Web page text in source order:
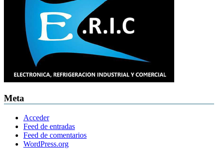
Meta
Acceder
Feed de entradas
Feed de comentarios
WordPress.org